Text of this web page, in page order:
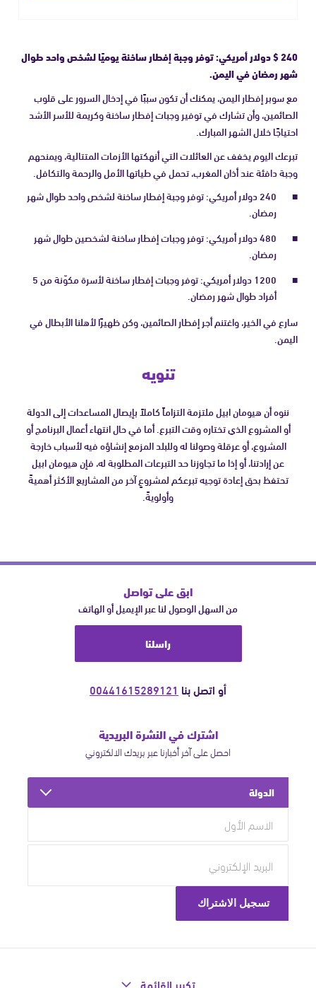
240 $ دولار أمريكي: توفر وجبة إفطار ساخنة يوميًا لشخص واحد طوال
شهر رمضان في اليمن.
مع سوبر إفطار اليمن، يمكنك أن تكون سببًا في إدخال السرور على قلوب
الصائمين، وأن تشارك في توفير وجبات إفطار ساخنة وكريمة للأسر الأشد
احتياجًا خلال الشهر المبارك.
تبرعك اليوم يخفف عن العائلات التي أنهكتها الأزمات المتتالية، ويمنحهم
وجبة دافئة عند أذان المغرب، تحمل في طياتها الأمل والرحمة والتكافل.
240 دولار أمريكي: توفر وجبة إفطار ساخنة لشخص واحد طوال شهر
رمضان.
480 دولار أمريكي: توفر وجبات إفطار ساخنة لشخصين طوال شهر
رمضان.
1200 دولار أمريكي: توفر وجبات إفطار ساخنة لأسرة مكوّنة من 5
أفراد طوال شهر رمضان.
سارع في الخير، واغتنم أجر إفطار الصائمين، وكن ظهيرًا لأهلنا الأبطال في
اليمن.
تنويه
ننوه أن هيومان ابيل ملتزمة التزاماً كاملاً بإيصال المساعدات إلى الدولة
أو المشروع الذي تختاره وقت التبرع. أما في حال انتهاء أعمال البرنامج أو
المشروع، أو عرقلة وصولنا له وللبلد المزمع إنشاؤه فيه لأسباب خارجة
عن إرادتنا، أو إذا ما تجاوزنا حد التبرعات المطلوبة له، فإن هيومان ابيل
تحتفظ بحق إعادة توجيه تبرعكم لمشروعٍ آخر من المشاريع الأكثر أهميةً
وأولويةً.
ابق على تواصل
من السهل الوصول لنا عبر الإيميل أو الهاتف
راسلنا
أو اتصل بنا 00441615289121
اشترك في النشرة البريدية
احصل على آخر أخبارنا عبر بريدك الالكتروني
الدولة
تكبير القائمة